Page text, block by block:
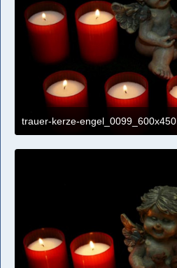
trauer-kerze-engel_0099_600x450
4. April 2021 um 11:09